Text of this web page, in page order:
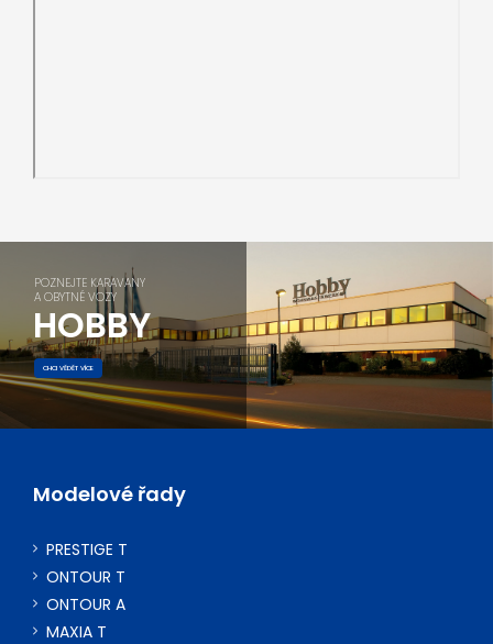
POZNEJTE KARAVANY
A OBYTNÉ VOZY
HOBBY
CHCI VĚDĚT VÍCE
Modelové řady
PRESTIGE T
ONTOUR T
ONTOUR A
MAXIA T